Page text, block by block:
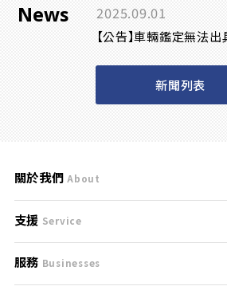
News 2025.09.01
【公告】車輛鑑定無法
新聞列表
關於我們 About
刊登規範
服務條款
支援 Service
支援中心
服務 Businesses